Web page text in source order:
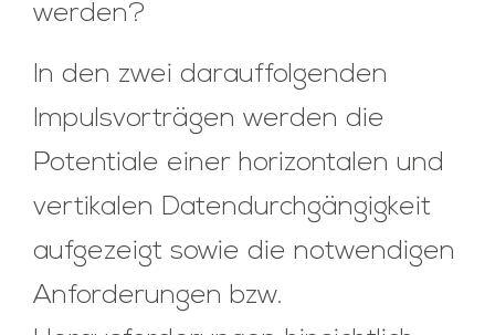
werden?
In den zwei darauffolgenden
Impulsvorträgen werden die
Potentiale einer horizontalen und
vertikalen Datendurchgängigkeit
aufgezeigt sowie die notwendigen
Anforderungen bzw.